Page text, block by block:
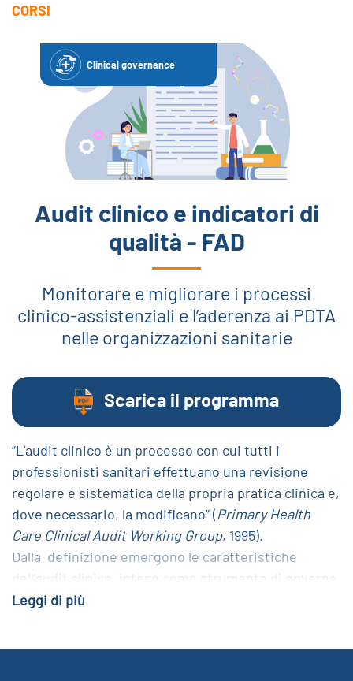
CORSI
Clinical governance
Audit clinico e indicatori di
qualità - FAD
Monitorare e migliorare i processi
clinico-assistenziali e l’aderenza ai PDTA
nelle organizzazioni sanitarie
Scarica il programma
“L’audit clinico è un processo con cui tutti i
professionisti sanitari effettuano una revisione
regolare e sistematica della propria pratica clinica e,
dove necessario, la modificano” (Primary Health
Care Clinical Audit Working Group, 1995).
Dalla definizione emergono le caratteristiche
dell'audit clinico, inteso come strumento di governo
clinico: innanzitutto, coinvolge tutti i professionisti
Leggi di più